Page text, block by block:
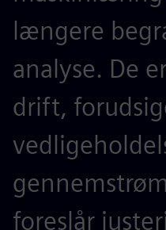
længere
analyse. De
drift,
foreslår